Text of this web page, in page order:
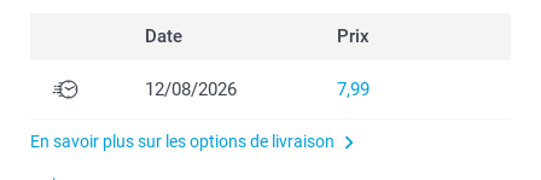
Date Prix
12/08/2026 7,99
En savoir plus sur les options de livraison